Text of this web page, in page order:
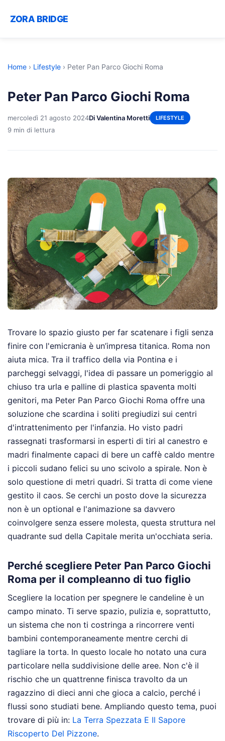
ZORA BRIDGE
Home › Lifestyle › Peter Pan Parco Giochi Roma
Peter Pan Parco Giochi Roma
mercoledì 21 agosto 2024Di Valentina Moretti LIFESTYLE
9 min di lettura
Trovare lo spazio giusto per far scatenare i figli senza
finire con l'emicrania è un’impresa titanica. Roma non
aiuta mica. Tra il traffico della via Pontina e i
parcheggi selvaggi, l'idea di passare un pomeriggio al
chiuso tra urla e palline di plastica spaventa molti
genitori, ma Peter Pan Parco Giochi Roma offre una
soluzione che scardina i soliti pregiudizi sui centri
d'intrattenimento per l'infanzia. Ho visto padri
rassegnati trasformarsi in esperti di tiri al canestro e
madri finalmente capaci di bere un caffè caldo mentre
i piccoli sudano felici su uno scivolo a spirale. Non è
solo questione di metri quadri. Si tratta di come viene
gestito il caos. Se cerchi un posto dove la sicurezza
non è un optional e l'animazione sa davvero
coinvolgere senza essere molesta, questa struttura nel
quadrante sud della Capitale merita un'occhiata seria.
Perché scegliere Peter Pan Parco Giochi
Roma per il compleanno di tuo figlio
Scegliere la location per spegnere le candeline è un
campo minato. Ti serve spazio, pulizia e, soprattutto,
un sistema che non ti costringa a rincorrere venti
bambini contemporaneamente mentre cerchi di
tagliare la torta. In questo locale ho notato una cura
particolare nella suddivisione delle aree. Non c'è il
rischio che un quattrenne finisca travolto da un
ragazzino di dieci anni che gioca a calcio, perché i
flussi sono studiati bene. Ampliando questo tema, puoi
trovare di più in: La Terra Spezzata E Il Sapore
Riscoperto Del Pizzone.